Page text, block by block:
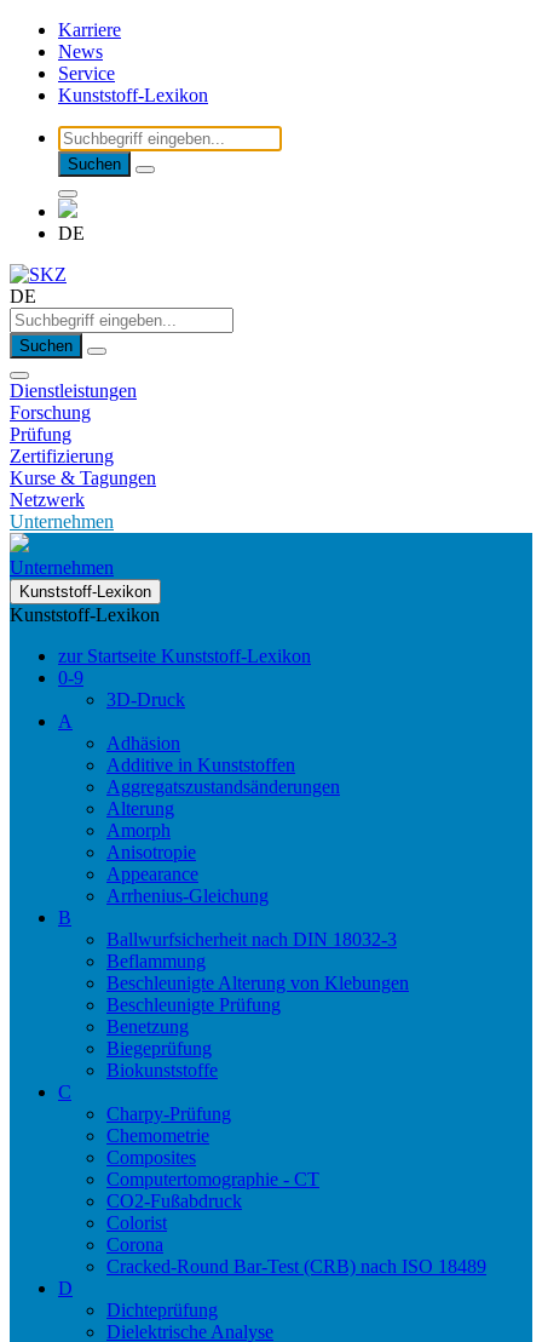
Karriere
News
Service
Kunststoff-Lexikon
Suchen
DE
DE
Suchen
Dienstleistungen
Forschung
Prüfung
Zertifizierung
Kurse & Tagungen
Netzwerk
Unternehmen
Unternehmen
Kunststoff-Lexikon
Kunststoff-Lexikon
zur Startseite Kunststoff-Lexikon
0-9
3D-Druck
A
Adhäsion
Additive in Kunststoffen
Aggregatszustandsänderungen
Alterung
Amorph
Anisotropie
Appearance
Arrhenius-Gleichung
B
Ballwurfsicherheit nach DIN 18032-3
Beflammung
Beschleunigte Alterung von Klebungen
Beschleunigte Prüfung
Benetzung
Biegeprüfung
Biokunststoffe
C
Charpy-Prüfung
Chemometrie
Composites
Computertomographie - CT
CO2-Fußabdruck
Colorist
Corona
Cracked-Round Bar-Test (CRB) nach ISO 18489
D
Dichteprüfung
Dielektrische Analyse